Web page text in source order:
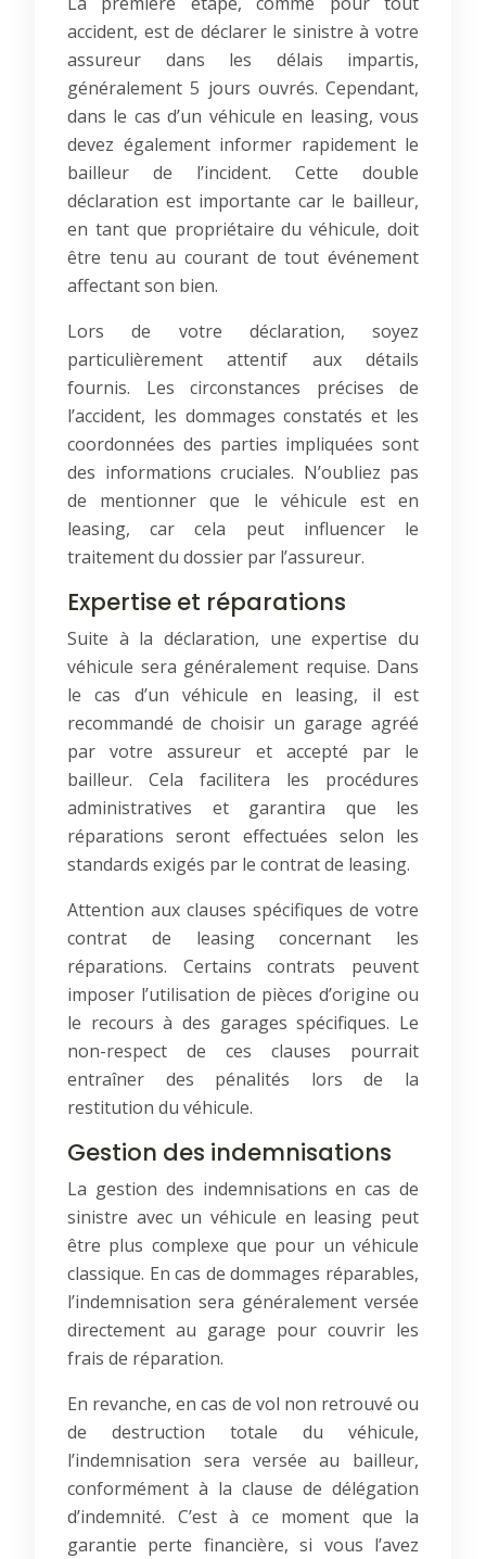
accident, est de déclarer le sinistre à votre
assureur dans les délais impartis,
généralement 5 jours ouvrés. Cependant,
dans le cas d’un véhicule en leasing, vous
devez également informer rapidement le
bailleur de l’incident. Cette double
déclaration est importante car le bailleur,
en tant que propriétaire du véhicule, doit
être tenu au courant de tout événement
affectant son bien.
Lors de votre déclaration, soyez
particulièrement attentif aux détails
fournis. Les circonstances précises de
l’accident, les dommages constatés et les
coordonnées des parties impliquées sont
des informations cruciales. N’oubliez pas
de mentionner que le véhicule est en
leasing, car cela peut influencer le
traitement du dossier par l’assureur.
Expertise et réparations
Suite à la déclaration, une expertise du
véhicule sera généralement requise. Dans
le cas d’un véhicule en leasing, il est
recommandé de choisir un garage agréé
par votre assureur et accepté par le
bailleur. Cela facilitera les procédures
administratives et garantira que les
réparations seront effectuées selon les
standards exigés par le contrat de leasing.
Attention aux clauses spécifiques de votre
contrat de leasing concernant les
réparations. Certains contrats peuvent
imposer l’utilisation de pièces d’origine ou
le recours à des garages spécifiques. Le
non-respect de ces clauses pourrait
entraîner des pénalités lors de la
restitution du véhicule.
Gestion des indemnisations
La gestion des indemnisations en cas de
sinistre avec un véhicule en leasing peut
être plus complexe que pour un véhicule
classique. En cas de dommages réparables,
l’indemnisation sera généralement versée
directement au garage pour couvrir les
frais de réparation.
En revanche, en cas de vol non retrouvé ou
de destruction totale du véhicule,
l’indemnisation sera versée au bailleur,
conformément à la clause de délégation
d’indemnité. C’est à ce moment que la
garantie perte financière, si vous l’avez